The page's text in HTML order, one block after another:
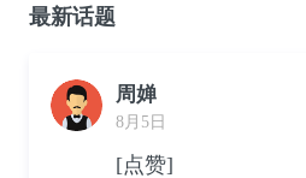
最新话题
周婵
8月5日
[点赞]